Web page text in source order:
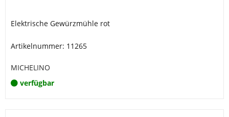
Elektrische Gewürzmühle rot
Artikelnummer: 11265
MICHELINO
verfügbar